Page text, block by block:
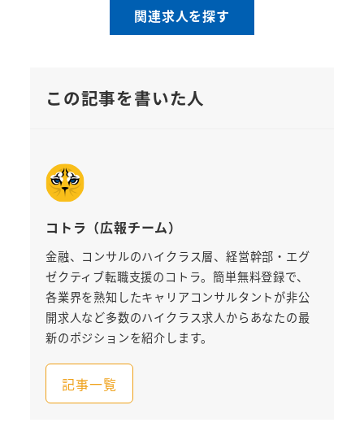
関連求人を探す
この記事を書いた人
コトラ（広報チーム）
金融、コンサルのハイクラス層、経営幹部・エグ
ゼクティブ転職支援のコトラ。簡単無料登録で、
各業界を熟知したキャリアコンサルタントが非公
開求人など多数のハイクラス求人からあなたの最
新のポジションを紹介します。
記事一覧